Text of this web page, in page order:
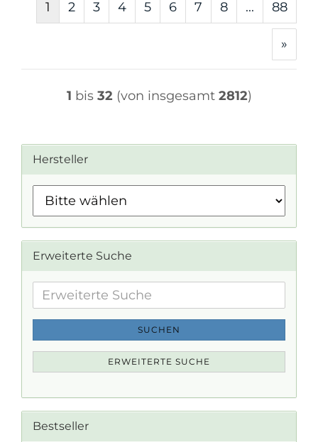
1 2 3 4 5 6 7 8 ... 88
»
1 bis 32 (von insgesamt 2812)
Hersteller
Erweiterte Suche
Erweiterte
Suche
SUCHEN
ERWEITERTE SUCHE
Bestseller